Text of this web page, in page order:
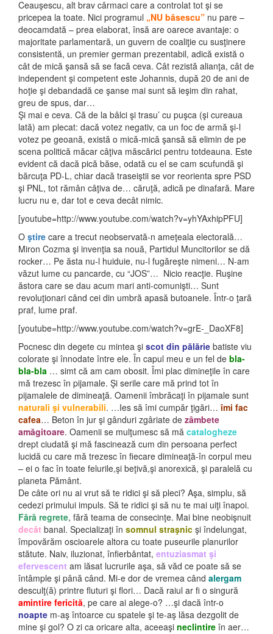
Ceauşescu, alt brav cârmaci care a controlat tot şi se
pricepea la toate. Nici programul „NU băsescu” nu pare –
deocamdată – prea elaborat, însă are oarece avantaje: o
majoritate parlamentară, un guvern de coaliţie cu susţinere
consistentă, un premier german prezentabil, adică există o
cât de mică şansă să se facă ceva. Cât rezistă alianţa, cât de
independent şi competent este Johannis, după 20 de ani de
hoţie şi debandadă ce şanse mai sunt să ieşim din rahat,
greu de spus, dar…
Şi mai e ceva. Că de la bâlci şi trasu’ cu puşca (şi cureaua
lată) am plecat: dacă votez negativ, ca un foc de armă şi-l
votez pe geoană, există o mică-mică şansă să elimin de pe
scena politică măcar câţiva măscărici pentru totdeauna. Este
evident că dacă pică băse, odată cu el se cam scufundă şi
bărcuţa PD-L, chiar dacă traseiştii se vor reorienta spre PSD
şi PNL, tot rămân câţiva de… căruţă, adică pe dinafară. Mare
lucru nu e, dar tot e ceva decât nimic.
[youtube=http://www.youtube.com/watch?v=yhYAxhipPFU]
O ştire care a trecut neobservată-n ameţeala electorală…
Miron Cozma şi invenţia sa nouă, Partidul Muncitorilor se dă
rocker… Pe ăsta nu-l huiduie, nu-l fugăreşte nimeni… N-am
văzut lume cu pancarde, cu “JOS”… Nicio reacţie. Ruşine
ăstora care se dau acum mari anti-comunişti… Sunt
revoluţionari când cei din umbră apasă butoanele. Într-o ţară
praf, lume praf.
[youtube=http://www.youtube.com/watch?v=grE-_DaoXF8]
Pocnesc din degete cu mintea şi scot din pălărie batiste viu
colorate şi înnodate între ele. În capul meu e un fel de bla-
bla-bla … simt că am cam obosit. Îmi plac dimineţile în care
mă trezesc în pijamale. Şi serile care mă prind tot în
pijamalele de dimineaţă. Oamenii îmbrăcaţi în pijamale sunt
naturali şi vulnerabili. …Ies să îmi cumpăr ţigări…îmi fac
cafea… Beton în jur şi gânduri zgâriate de zâmbete
amăgitoare. Oamenii se mulţumesc să mă catalogheze
drept ciudată şi mă fascinează cum din persoana perfect
lucidă cu care mă trezesc în fiecare dimineaţă-în corpul meu
– ei o fac în toate felurile,şi beţivă,şi anorexică, şi paralelă cu
planeta Pământ.
De câte ori nu ai vrut să te ridici şi să pleci? Aşa, simplu, să
cedezi primului impuls. Să te ridici şi să nu te mai uiţi înapoi.
Fără regrete, fără teama de consecinţe. Mai bine neobişnuit
decât banal. Specializaţi în somnul straşnic şi îndelungat,
împovărăm oscioarele altora cu toate puseurile planurilor
stătute. Naiv, iluzionat, înfierbântat, entuziasmat şi
efervescent am lăsat lucrurile aşa, să văd ce poate să se
întâmple şi până când. Mi-e dor de vremea când alergam
desculţ(ă) printre fluturi şi flori… Dacă raiul ar fi o singură
amintire fericită, pe care ai alege-o? …şi dacă într-o
noapte m-aş întoarce cu spatele şi te-aş lăsa dezgolit de
mine şi gol? O zi ca oricare alta, aceeaşi neclintire în aer…